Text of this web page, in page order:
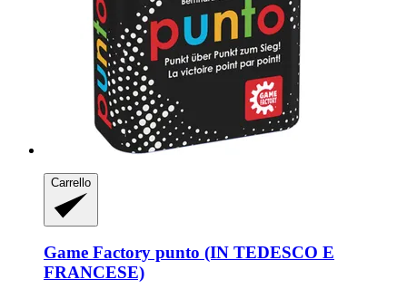
Carrello
Game Factory punto (IN TEDESCO E
FRANCESE)